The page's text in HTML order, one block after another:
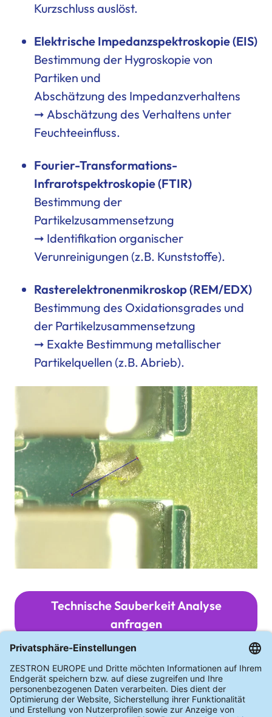
Kurzschluss auslöst.
Elektrische Impedanzspektroskopie (EIS)
Bestimmung der Hygroskopie von
Partiken und
Abschätzung des Impedanzverhaltens
➞ Abschätzung des Verhaltens unter
Feuchteeinfluss.
Fourier-Transformations-
Infrarotspektroskopie (FTIR)
Bestimmung der
Partikelzusammensetzung
➞ Identifikation organischer
Verunreinigungen (z.B. Kunststoffe).
Rasterelektronenmikroskop (REM/EDX)
Bestimmung des Oxidationsgrades und
der Partikelzusammensetzung
➞ Exakte Bestimmung metallischer
Partikelquellen (z.B. Abrieb).
Technische Sauberkeit Analyse
anfragen